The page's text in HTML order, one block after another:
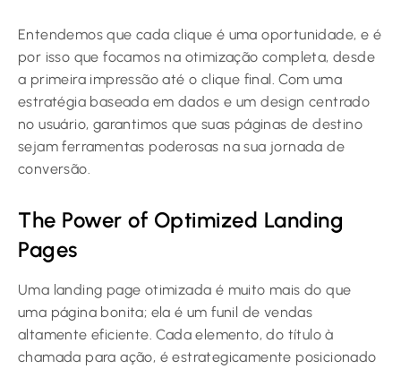
Entendemos que cada clique é uma oportunidade, e é
por isso que focamos na otimização completa, desde
a primeira impressão até o clique final. Com uma
estratégia baseada em dados e um design centrado
no usuário, garantimos que suas páginas de destino
sejam ferramentas poderosas na sua jornada de
conversão.
The Power of Optimized Landing
Pages
Uma landing page otimizada é muito mais do que
uma página bonita; ela é um funil de vendas
altamente eficiente. Cada elemento, do título à
chamada para ação, é estrategicamente posicionado